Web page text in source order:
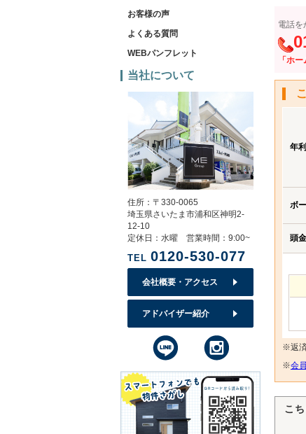
電話を
「ホ
年
ボ
頭金
※返済
※会
こ
お客様の声
よくある質問
WEBパンフレット
当社について
住所：〒330-0065
埼玉県さいたま市浦和区神明2-
12-10
定休日：水曜 営業時間：9:00~
TEL 0120-530-077
会社概要・アクセス
アドバイザー紹介